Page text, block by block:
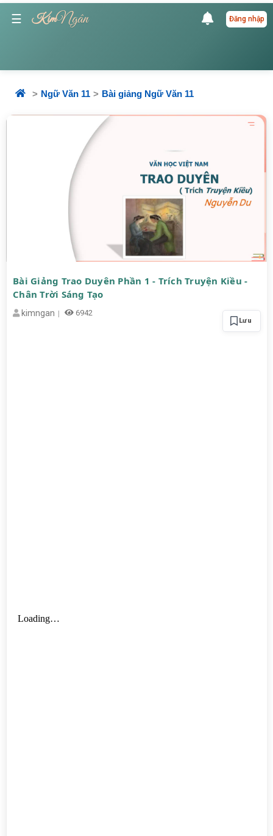
☰ KimNgân Đăng nhập
Ngữ Văn 11 Bài giảng Ngữ Văn 11
Bài Giảng Trao Duyên Phần 1 - Trích Truyện Kiều -
Chân Trời Sáng Tạo
kimngan 6942
Lưu